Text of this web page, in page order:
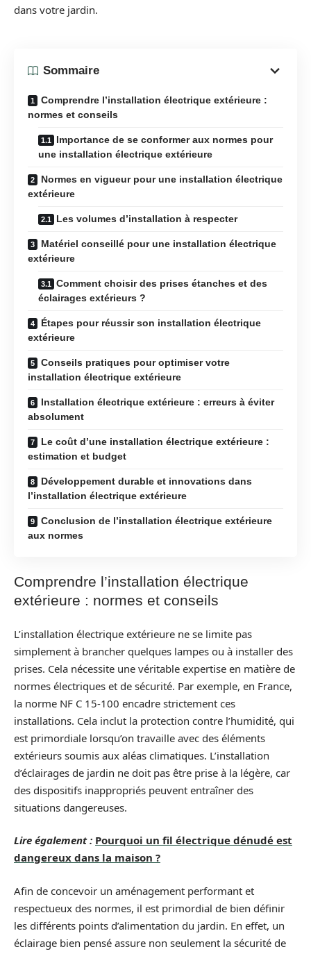
dans votre jardin.
Sommaire
Comprendre l’installation électrique extérieure :
normes et conseils
Importance de se conformer aux normes pour
une installation électrique extérieure
Normes en vigueur pour une installation électrique
extérieure
Les volumes d’installation à respecter
Matériel conseillé pour une installation électrique
extérieure
Comment choisir des prises étanches et des
éclairages extérieurs ?
Étapes pour réussir son installation électrique
extérieure
Conseils pratiques pour optimiser votre
installation électrique extérieure
Installation électrique extérieure : erreurs à éviter
absolument
Le coût d’une installation électrique extérieure :
estimation et budget
Développement durable et innovations dans
l’installation électrique extérieure
Conclusion de l’installation électrique extérieure
aux normes
Comprendre l’installation électrique
extérieure : normes et conseils
L’installation électrique extérieure ne se limite pas
simplement à brancher quelques lampes ou à installer des
prises. Cela nécessite une véritable expertise en matière de
normes électriques et de sécurité. Par exemple, en France,
la norme NF C 15-100 encadre strictement ces
installations. Cela inclut la protection contre l’humidité, qui
est primordiale lorsqu’on travaille avec des éléments
extérieurs soumis aux aléas climatiques. L’installation
d’éclairages de jardin ne doit pas être prise à la légère, car
des dispositifs inappropriés peuvent entraîner des
situations dangereuses.
Lire également : Pourquoi un fil électrique dénudé est
dangereux dans la maison ?
Afin de concevoir un aménagement performant et
respectueux des normes, il est primordial de bien définir
les différents points d’alimentation du jardin. En effet, un
éclairage bien pensé assure non seulement la sécurité de